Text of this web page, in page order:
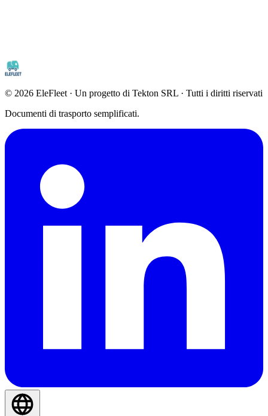
© 2026 EleFleet · Un progetto di Tekton SRL · Tutti i diritti riservati
Documenti di trasporto semplificati.